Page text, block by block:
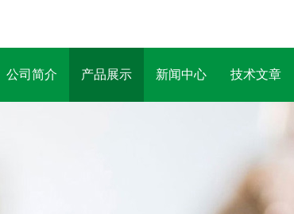
公司简介 产品展示 新闻中心 技术文章